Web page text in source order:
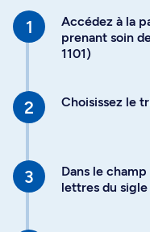
Accédez à la
prenant soin
1101)
Choisissez le
Dans le
lettres du sigle